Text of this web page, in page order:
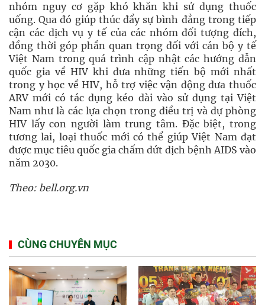
nhóm nguy cơ gặp khó khăn khi sử dụng thuốc
uống. Qua đó giúp thúc đẩy sự bình đẳng trong tiếp
cận các dịch vụ y tế của các nhóm đối tượng đích,
đồng thời góp phần quan trọng đối với cán bộ y tế
Việt Nam trong quá trình cập nhật các hướng dẫn
quốc gia về HIV khi đưa những tiến bộ mới nhất
trong y học về HIV, hỗ trợ việc vận động đưa thuốc
ARV mới có tác dụng kéo dài vào sử dụng tại Việt
Nam như là các lựa chọn trong điều trị và dự phòng
HIV lấy con người làm trung tâm. Đặc biệt, trong
tương lai, loại thuốc mới có thể giúp Việt Nam đạt
được mục tiêu quốc gia chấm dứt dịch bệnh AIDS vào
năm 2030.
Theo: bell.org.vn
CÙNG CHUYÊN MỤC